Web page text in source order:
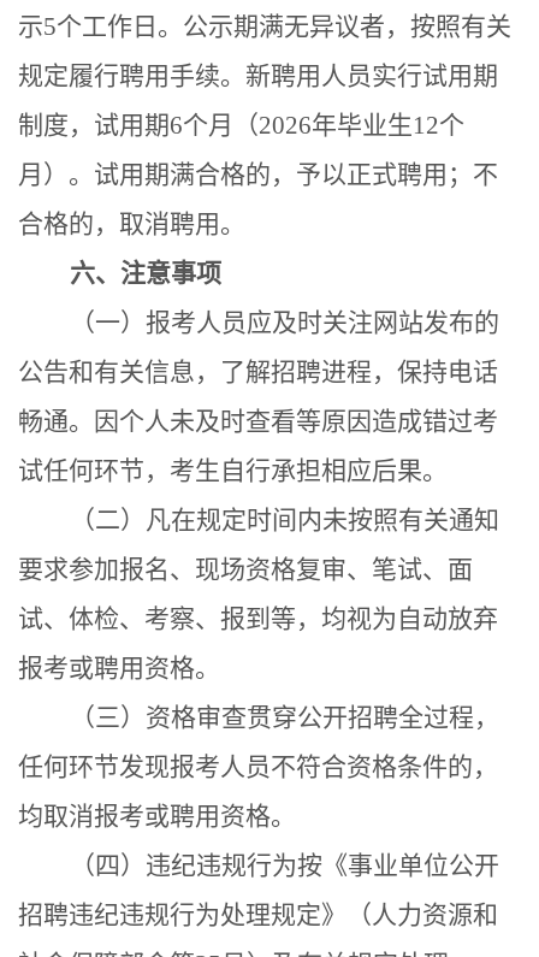
示5个工作日。公示期满无异议者，按照有关
规定履行聘用手续。 新聘用 人员实行试用期
制度，试用期6个月 （2026年毕业生12个
月 ） 。试用期满合格的，予以正式聘用；不
合格的，取消聘用。
六、注意事项
（一） 报考人员应及时关注网站发布的
公告和有关信息，了解招聘进程，保持电话
畅通。因个人未及时查看等原因造成错过考
试任何环节，考生自行承担相应后果。
（二）凡在规定时间内未按照有关通知
要求参加报名、现场资格复审、笔试、面
试、体检、考察、报到等，均视为自动放弃
报考或聘用资格。
（三）资格审查贯穿公开招聘全过程，
任何环节发现报考人员不符合资格条件的，
均取消报考或聘用资格。
（四）违纪违规行为按《事业单位公开
招聘违纪违规行为处理规定》（人力资源和